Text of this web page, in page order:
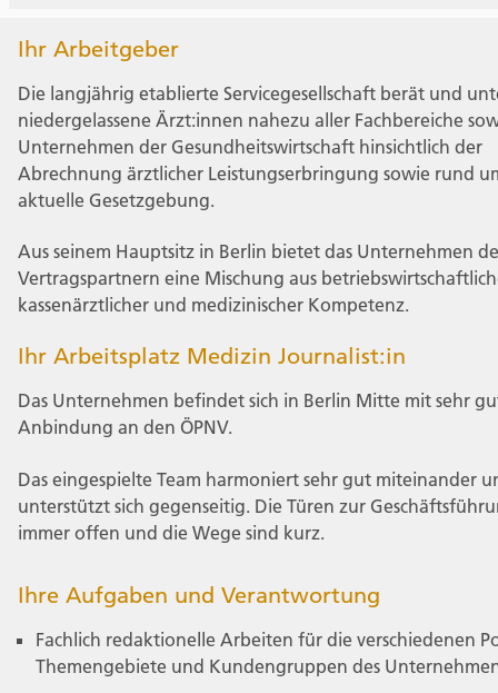
Ihr Arbeitgeber
Die langjährig etablierte Servicegesellschaft berät und
niedergelassene Ärzt:innen nahezu aller Fachbereiche
Unternehmen der Gesundheitswirtschaft hinsichtlich der
Abrechnung ärztlicher Leistungserbringung sowie rund
aktuelle Gesetzgebung.
Aus seinem Hauptsitz in Berlin bietet das Unternehmen
Vertragspartnern eine Mischung aus
kassenärztlicher und medizinischer Kompetenz.
Ihr Arbeitsplatz Medizin Journalist:in
Das Unternehmen befindet sich in Berlin Mitte mit sehr
Anbindung an den ÖPNV.
Das eingespielte Team harmoniert sehr gut miteinander
unterstützt sich gegenseitig. Die Türen zur
immer offen und die Wege sind kurz.
Ihre Aufgaben und Verantwortung
Fachlich redaktionelle Arbeiten für die verschiedenen
Themengebiete und Kundengruppen des